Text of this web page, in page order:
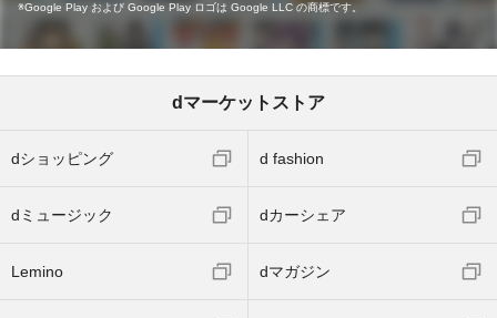
Google Play および Google Play ロゴは Google LLC の商標です。
dマーケットストア
dショッピング d fashion
dミュージック dカーシェア
Lemino dマガジン